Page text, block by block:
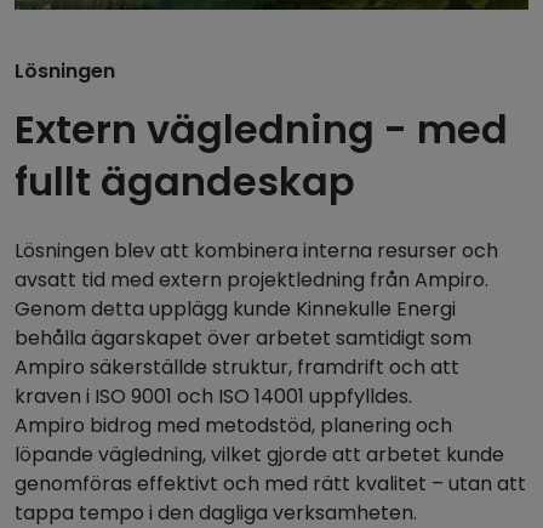
Lösningen
Extern vägledning - med
fullt ägandeskap
Lösningen blev att kombinera interna resurser och
avsatt tid med extern projektledning från Ampiro.
Genom detta upplägg kunde Kinnekulle Energi
behålla ägarskapet över arbetet samtidigt som
Ampiro säkerställde struktur, framdrift och att
kraven i ISO 9001 och ISO 14001 uppfylldes.
Ampiro bidrog med metodstöd, planering och
löpande vägledning, vilket gjorde att arbetet kunde
genomföras effektivt och med rätt kvalitet – utan att
tappa tempo i den dagliga verksamheten.